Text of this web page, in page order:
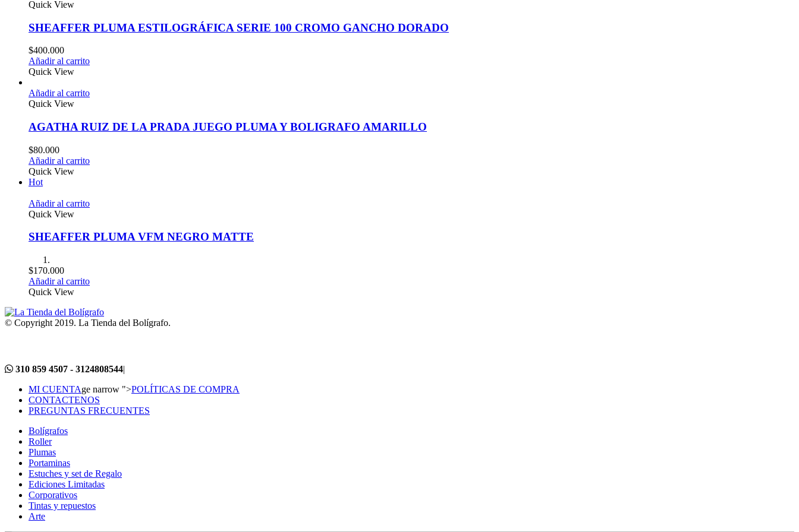
Quick View
SHEAFFER PLUMA ESTILOGRÁFICA SERIE 100 CROMO GANCHO DORADO
$400.000
Añadir al carrito
Quick View
Añadir al carrito
Quick View
AGATHA RUIZ DE LA PRADA JUEGO PLUMA Y BOLIGRAFO AMARILLO
$80.000
Añadir al carrito
Quick View
Hot
Añadir al carrito
Quick View
SHEAFFER PLUMA VFM NEGRO MATTE
$170.000
Añadir al carrito
Quick View
© Copyright 2019. La Tienda del Bolígrafo.
310 859 4507 - 3124808544|
MI CUENTAge narrow ">POLÍTICAS DE COMPRA
CONTACTENOS
PREGUNTAS FRECUENTES
Bolígrafos
Roller
Plumas
Portaminas
Estuches y set de Regalo
Ediciones Limitadas
Corporativos
Tintas y repuestos
Arte